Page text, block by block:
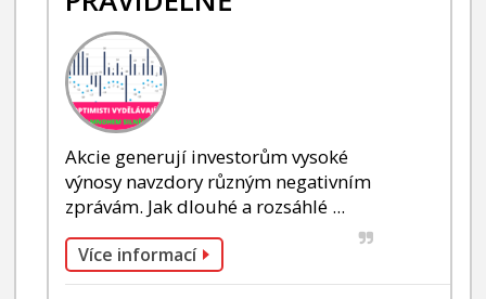
Akcie generují investorům vysoké
výnosy navzdory různým negativním
zprávám. Jak dlouhé a rozsáhlé ...
Více informací